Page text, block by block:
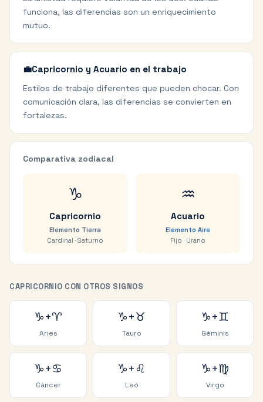
funciona, las diferencias son un enriquecimiento
mutuo.
💼Capricornio y Acuario en el trabajo
Estilos de trabajo diferentes que pueden chocar. Con
comunicación clara, las diferencias se convierten en
fortalezas.
Comparativa zodiacal
♑
Capricornio
Elemento Tierra
Cardinal · Saturno
♒
Acuario
Elemento Aire
Fijo · Urano
CAPRICORNIO CON OTROS SIGNOS
♑+♈
Aries
♑+♉
Tauro
♑+♊
Géminis
♑+♋
Cáncer
♑+♌
Leo
♑+♍
Virgo